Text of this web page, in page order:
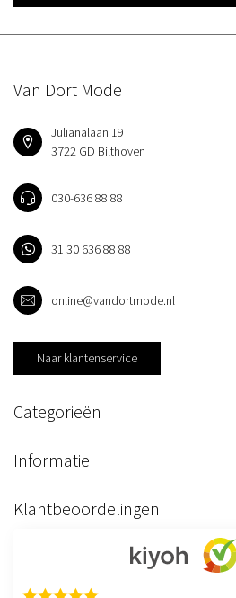
Van Dort Mode
Julianalaan 19
3722 GD Bilthoven
030-636 88 88
31 30 636 88 88
online@vandortmode.nl
Naar klantenservice
Categorieën
Informatie
Klantbeoordelingen